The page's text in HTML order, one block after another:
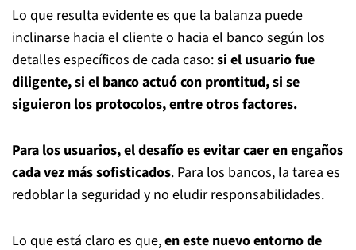
Lo que resulta evidente es que la balanza puede
inclinarse hacia el cliente o hacia el banco según los
detalles específicos de cada caso:si el usuario fue
diligente, si el banco actuó con prontitud, si se
siguieron los protocolos, entre otros factores.
Para los usuarios, el desafío es evitar caer en engaños
cada vez más sofisticados. Para los bancos, la tarea es
redoblar la seguridad y no eludir responsabilidades.
Lo que está claro es que,en este nuevo entorno de